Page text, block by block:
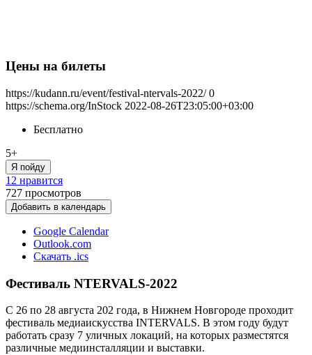
Цены на билеты
https://kudann.ru/event/festival-ntervals-2022/ 0
https://schema.org/InStock 2022-08-26T23:05:00+03:00
Бесплатно
5+
Я пойду
12 нравится
727 просмотров
Добавить в календарь
Google Calendar
Outlook.com
Скачать .ics
Фестиваль NTERVALS-2022
С 26 по 28 августа 202 года, в Нижнем Новгороде проходит
фестиваль медиаискусства INTERVALS. В этом году будут
работать сразу 7 уличных локаций, на которых разместятся
различные медиинсталляции и выставки.